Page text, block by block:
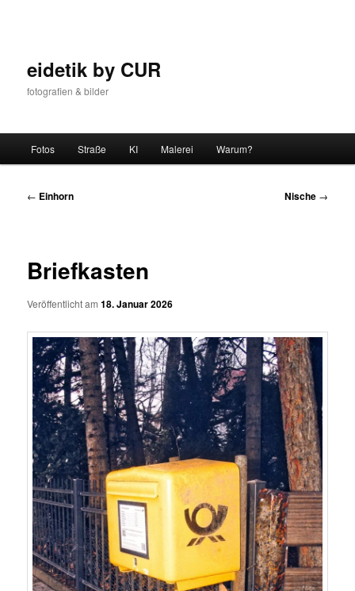
eidetik by CUR
fotografien & bilder
Fotos Straße KI Malerei Warum?
Beitrags-
← Einhorn Nische →
Briefkasten
Veröffentlicht am18. Januar 2026